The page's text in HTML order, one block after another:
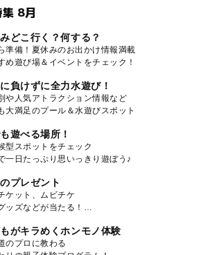
8月
どこ行く？何する？
準備！夏休みのお出かけ情報満載
め遊び場＆イベントをチェック！
負けずに全力水遊び！
や人気アトラクション情報など
大満足のプール＆水遊びスポット
遊べる場所！
型スポットをチェック
一日たっぷり思いっきり遊ぼう♪
プレゼント
ケット、ムビチケ
ッズなどが当たる！
がキラめくホンモノ体験
のプロに教わる